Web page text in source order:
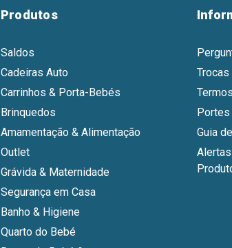
Produtos
Saldos
Cadeiras Auto
Carrinhos & Porta-Bebés
Brinquedos
Amamentação & Alimentação
Outlet
Grávida & Maternidade
Segurança em Casa
Banho & Higiene
Quarto do Bebé
Portes
Guia